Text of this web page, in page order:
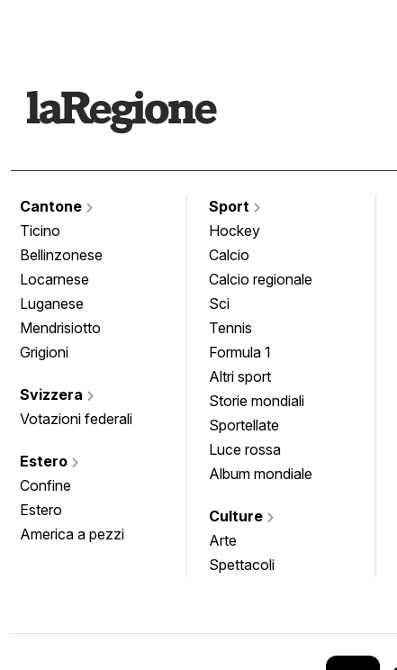
Cantone
Ticino
Bellinzonese
Locarnese
Luganese
Mendrisiotto
Grigioni
Svizzera
Votazioni federali
Estero
Confine
Estero
America a pezzi
Sport
Hockey
Calcio
Calcio regionale
Sci
Tennis
Formula 1
Altri sport
Storie mondiali
Sportellate
Luce rossa
Album mondiale
Culture
Arte
Spettacoli